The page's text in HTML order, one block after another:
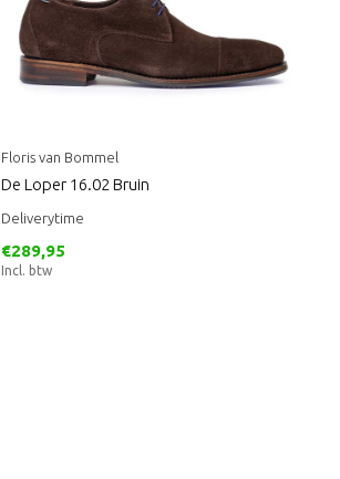
Floris van Bommel
De Loper 16.02 Bruin
Deliverytime
€289,95
Incl. btw